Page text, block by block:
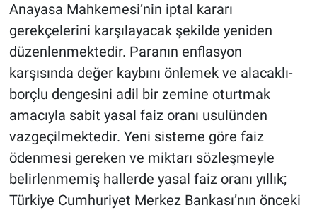
Anayasa Mahkemesi’nin iptal kararı
gerekçelerini karşılayacak şekilde yeniden
düzenlenmektedir. Paranın enflasyon
karşısında değer kaybını önlemek ve alacaklı-
borçlu dengesini adil bir zemine oturtmak
amacıyla sabit yasal faiz oranı usulünden
vazgeçilmektedir. Yeni sisteme göre faiz
ödenmesi gereken ve miktarı sözleşmeyle
belirlenmemiş hallerde yasal faiz oranı yıllık;
Türkiye Cumhuriyet Merkez Bankası’nın önceki